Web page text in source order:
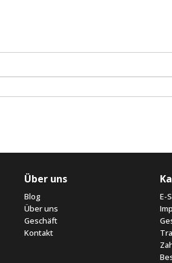
Über uns
Blog
Über uns
Geschäft
Kontakt
E-